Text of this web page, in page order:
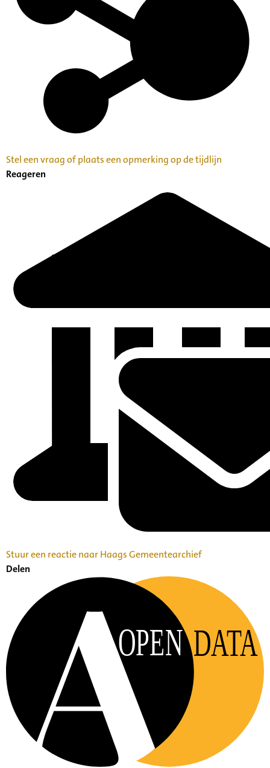
Families en Personen
Kunst, Cultuur en Erfgoedbeheer
Johan Wierts
Stel een vraag of plaats een opmerking op de tijdlijn
Reageren
Stuur een reactie naar Haags Gemeentearchief
Delen
OPEN DATA